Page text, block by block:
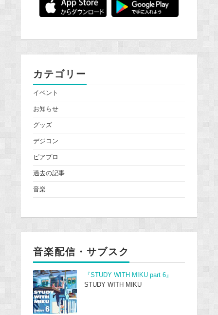
カテゴリー
イベント
お知らせ
グッズ
デジコン
ピアプロ
過去の記事
音楽
音楽配信・サブスク
『STUDY WITH MIKU part 6』
STUDY WITH MIKU